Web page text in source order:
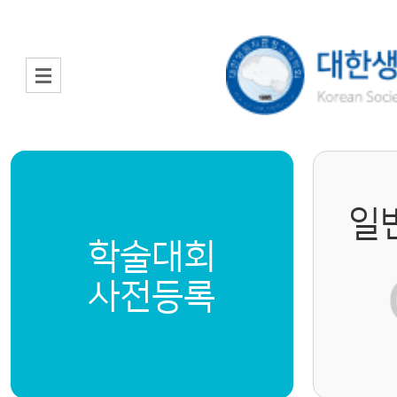
학술대회
사전등록
일